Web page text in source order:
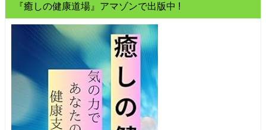
『癒しの健康道場』アマゾンで出版中 !